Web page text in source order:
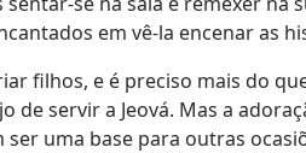
em vê-la encenar as
filhos, e é preciso mais do
de servir a Jeová. Mas a
ser uma base para outras